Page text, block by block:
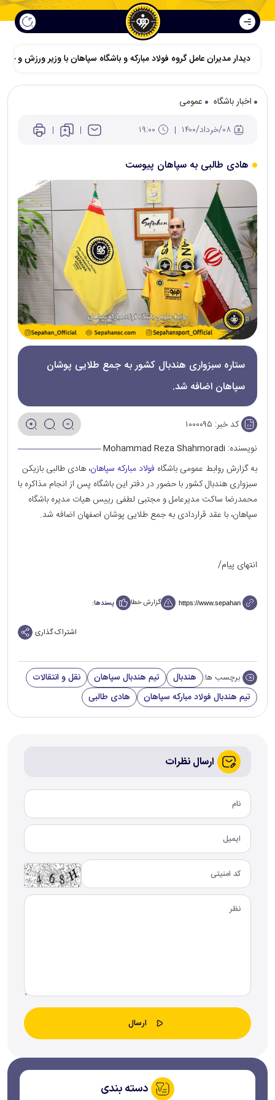
دیدار مدیران عامل گروه فولاد مبارکه و باشگاه سپاهان با وزیر ورزش و
اخبار باشگاه
عمومی
هادی طالبی به سپاهان پیوست
ستاره سبزواری هندبال کشور به جمع طلایی پوشان
سپاهان اضافه شد.
کد خبر: ۱۰۰۰۰۹۵
نویسنده: Mohammad Reza Shahmoradi
به گزارش روابط عمومی باشگاه فولاد مبارکه سپاهان، هادی طالبی بازیکن
سبزواری هندبال کشور با حضور در دفتر این باشگاه پس از انجام مذاکره با
محمدرضا ساکت مدیرعامل و مجتبی لطفی رییس هیات مدیره باشگاه
سپاهان، با عقد قراردادی به جمع طلایی پوشان اصفهان اضافه شد.
انتهای پیام/
گزارش خطا پسندها:
اشتراک گذاری
برچسب ها: هندبال تیم هندبال سپاهان
نقل و انتقالات
تیم هندبال فولاد مبارکه سپاهان
هادی طالبی
ارسال نظرات
دسته بندی